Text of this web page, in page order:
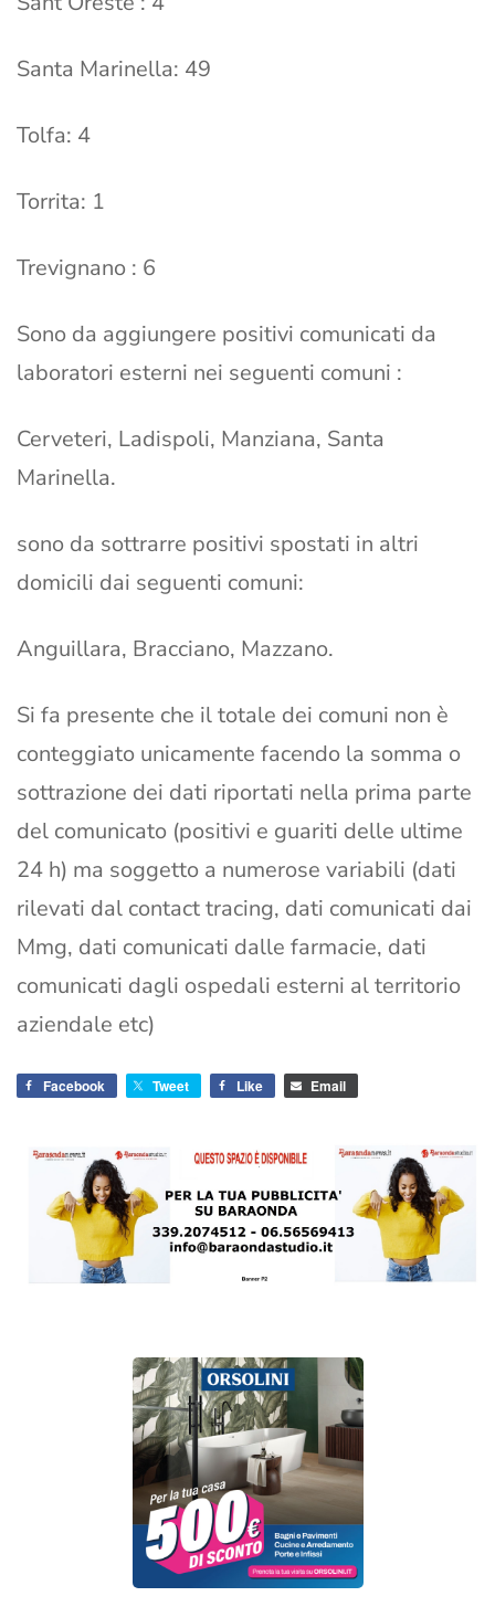
Santa Marinella: 49
Tolfa: 4
Torrita: 1
Trevignano : 6
Sono da aggiungere positivi comunicati da
laboratori esterni nei seguenti comuni :
Cerveteri, Ladispoli, Manziana, Santa
Marinella.
sono da sottrarre positivi spostati in altri
domicili dai seguenti comuni:
Anguillara, Bracciano, Mazzano.
Si fa presente che il totale dei comuni non è
conteggiato unicamente facendo la somma o
sottrazione dei dati riportati nella prima parte
del comunicato (positivi e guariti delle ultime
24 h) ma soggetto a numerose variabili (dati
rilevati dal contact tracing, dati comunicati dai
Mmg, dati comunicati dalle farmacie, dati
comunicati dagli ospedali esterni al territorio
aziendale etc)
Facebook Tweet Like Email